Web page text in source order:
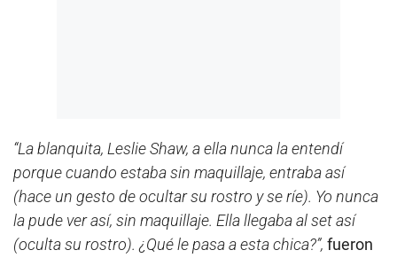
“La blanquita, Leslie Shaw, a ella nunca la entendí
porque cuando estaba sin maquillaje, entraba así
(hace un gesto de ocultar su rostro y se ríe). Yo nunca
la pude ver así, sin maquillaje. Ella llegaba al set así
(oculta su rostro). ¿Qué le pasa a esta chica?”, fueron